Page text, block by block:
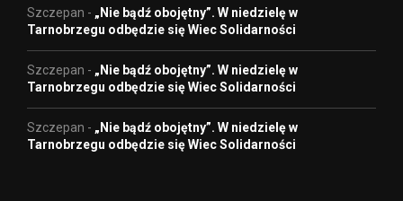
Szczepan - „Nie bądź obojętny”. W niedzielę w
Tarnobrzegu odbędzie się Wiec Solidarności
Szczepan - „Nie bądź obojętny”. W niedzielę w
Tarnobrzegu odbędzie się Wiec Solidarności
Szczepan - „Nie bądź obojętny”. W niedzielę w
Tarnobrzegu odbędzie się Wiec Solidarności